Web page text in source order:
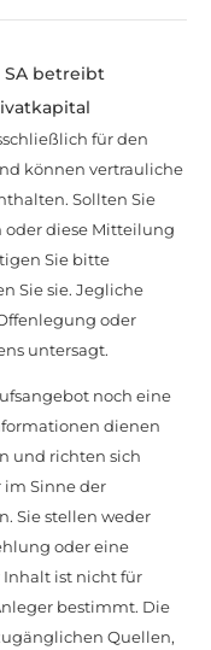
SA betreibt
für den
können vertrauliche
Sollten Sie
oder diese Mitteilung
Sie bitte
Sie sie. Jegliche
oder
untersagt.
noch eine
dienen
und richten sich
im Sinne der
Sie stellen weder
oder eine
Inhalt ist nicht für
bestimmt. Die
Quellen,